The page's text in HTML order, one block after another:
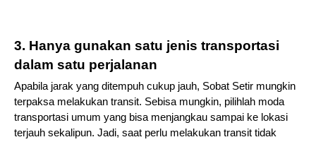
3. Hanya gunakan satu jenis transportasi
dalam satu perjalanan
Apabila jarak yang ditempuh cukup jauh, Sobat Setir mungkin
terpaksa melakukan transit. Sebisa mungkin, pilihlah moda
transportasi umum yang bisa menjangkau sampai ke lokasi
terjauh sekalipun. Jadi, saat perlu melakukan transit tidak